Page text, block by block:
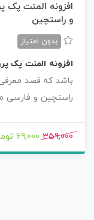
و راستچین
بدون امتیاز
افزونه المنت پک
باشد که قصد معرفی
راستچین و فارسی
شما با خیال
359,000 69,000 تومان